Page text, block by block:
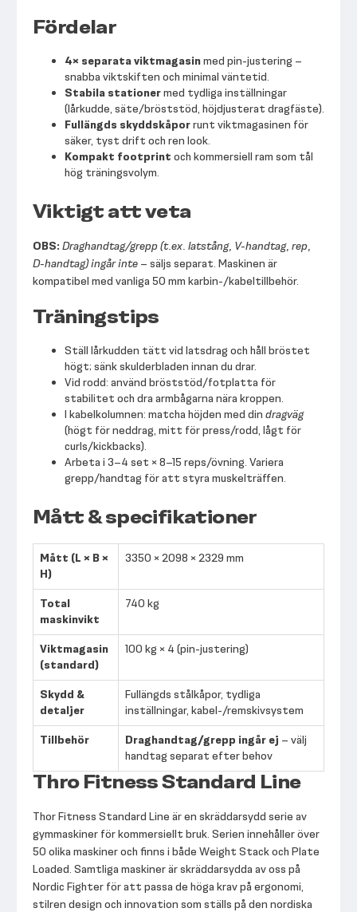
Fördelar
4× separata viktmagasinmed pin-justering –
snabba viktskiften och minimal väntetid.
Stabila stationermed tydliga inställningar
(lårkudde, säte/bröststöd, höjdjusterat dragfäste).
Fullängds skyddskåporrunt viktmagasinen för
säker, tyst drift och ren look.
Kompakt footprint och kommersiell ram som tål
hög träningsvolym.
Viktigt att veta
OBS: Draghandtag/grepp (t.ex. latstång, V-handtag, rep,
D-handtag) ingår inte – säljs separat. Maskinen är
kompatibel med vanliga 50 mm karbin-/kabeltillbehör.
Träningstips
Ställ lårkudden tätt vid latsdrag och håll bröstet
högt; sänk skulderbladen innan du drar.
Vid rodd: använd bröststöd/fotplatta för
stabilitet och dra armbågarna nära kroppen.
I kabelkolumnen: matcha höjden med din dragväg
(högt för neddrag, mitt för press/rodd, lågt för
curls/kickbacks).
Arbeta i 3–4 set × 8–15 reps/övning. Variera
grepp/handtag för att styra muskelträffen.
Mått & specifikationer
Mått (L × B ×
H)
3350 × 2098 × 2329 mm
Total
maskinvikt
740 kg
Viktmagasin
(standard)
100 kg × 4 (pin-justering)
Skydd &
detaljer
Fullängds stålkåpor, tydliga
inställningar, kabel-/remskivsystem
Tillbehör
Draghandtag/grepp ingår ej – välj
handtag separat efter behov
Thro Fitness Standard Line
Thor Fitness Standard Line är en skräddarsydd serie av
gymmaskiner för kommersiellt bruk. Serien innehåller över
50 olika maskiner och finns i både Weight Stack och Plate
Loaded. Samtliga maskiner är skräddarsydda av oss på
Nordic Fighter för att passa de höga krav på ergonomi,
stilren design och innovation som ställs på den nordiska